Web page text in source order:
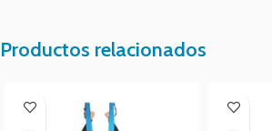
Productos relacionados